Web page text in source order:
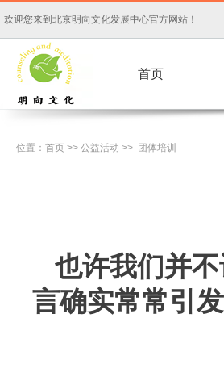
欢迎您来到北京明向文化发展中心官方网站！
首页
位置： 首页 >> 公益活动 >> 团体培训
也许我们并
言确实常常引